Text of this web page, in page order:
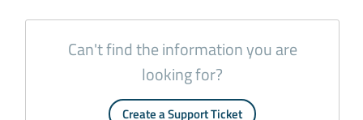
Can't find the information you are
looking for?
Create a Support Ticket